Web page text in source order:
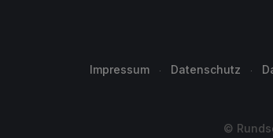
Impressum Datenschutz
©